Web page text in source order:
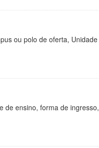
ou polo de oferta, Unidade
de ensino, forma de ingresso,